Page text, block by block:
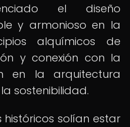
el diseño
y armonioso en la
alquímicos de
y conexión con la
en la arquitectura
sostenibilidad.
solían estar